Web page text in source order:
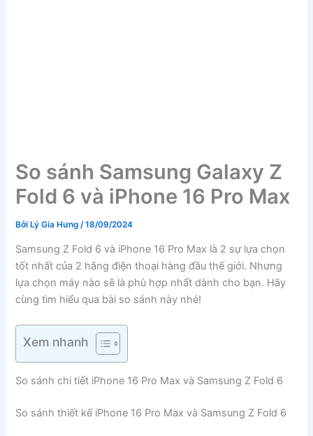
So sánh Samsung Galaxy Z
Fold 6 và iPhone 16 Pro Max
Bởi Lý Gia Hưng/18/09/2024
Samsung Z Fold 6 và iPhone 16 Pro Max là 2 sự lựa chọn
tốt nhất của 2 hãng điện thoại hàng đầu thế giới. Nhưng
lựa chọn máy nào sẽ là phù hợp nhất dành cho bạn. Hãy
cùng tìm hiểu qua bài so sánh này nhé!
Xem nhanh
So sánh chi tiết iPhone 16 Pro Max và Samsung Z Fold 6
So sánh thiết kế iPhone 16 Pro Max và Samsung Z Fold 6